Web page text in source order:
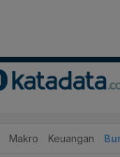
Makro Keuangan